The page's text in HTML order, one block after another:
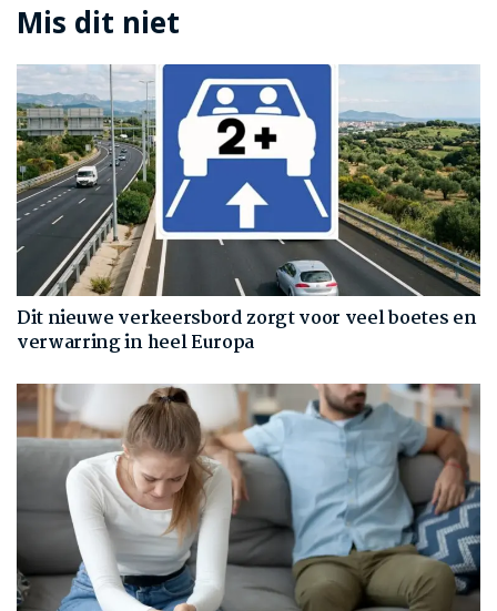
Mis dit niet
Dit nieuwe verkeersbord zorgt voor veel boetes en
verwarring in heel Europa